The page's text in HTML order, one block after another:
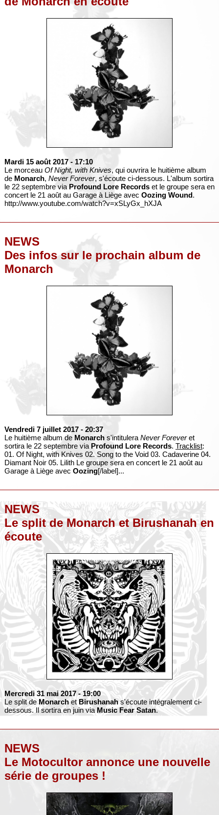
Mardi 15 août 2017 - 17:10
Le morceau Of Night, with Knives, qui ouvrira le huitième album
de Monarch, Never Forever, s'écoute ci-dessous. L'album sortira
le 22 septembre via Profound Lore Recordset le groupe sera en
concert le 21 août au Garage à Liège avec Oozing Wound.
http://www.youtube.com/watch?v=xSLyGx_hXJA
NEWS
Des infos sur le prochain album de
Monarch
Vendredi 7 juillet 2017 - 20:37
Le huitième album de Monarchs'intituleraNever Foreveret
sortira le 22 septembre via Profound Lore Records. Tracklist:
01. Of Night, with Knives 02. Song to the Void 03. Cadaverine 04.
Diamant Noir 05. Lilith Le groupe sera en concert le 21 août au
Garage à Liège avec Oozing[/label]...
NEWS
Le split de Monarch et Birushanah en
écoute
Mercredi 31 mai 2017 - 19:00
Le split deMonarchet Birushanahs'écoute intégralement ci-
dessous. Il sortira en juin via Music Fear Satan.
NEWS
Le Motocultor annonce une nouvelle
série de groupes !